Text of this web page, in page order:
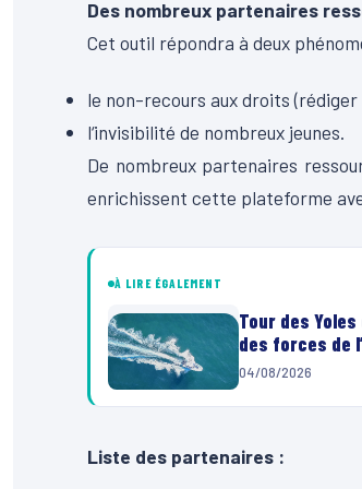
Des nombreux partenaires
Cet outil répondra à deux
le non-recours aux droits(rédiger
l‘invisibilité de nombreux jeunes.
De nombreux partenaires
enrichissent cette plateforme
À LIRE ÉGALEMENT
Tour des
des forces de
04/08/2026
Liste des partenaires :